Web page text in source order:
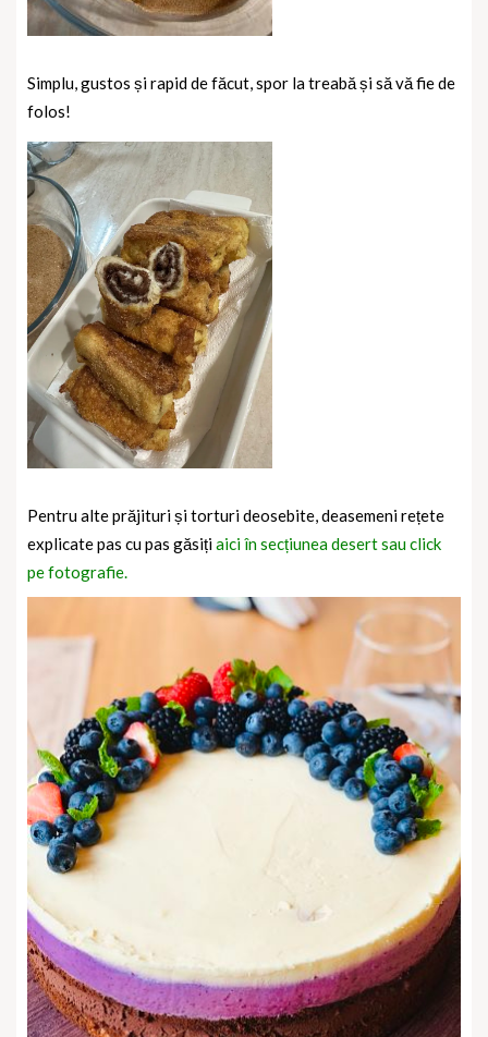
Simplu, gustos și rapid de făcut, spor la treabă și să vă fie de
folos!
Pentru alte prăjituri și torturi deosebite, deasemeni rețete
explicate pas cu pas găsițiaici în secțiunea desert sau click
pe fotografie.